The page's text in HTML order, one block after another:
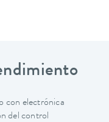
con electrónica
del control